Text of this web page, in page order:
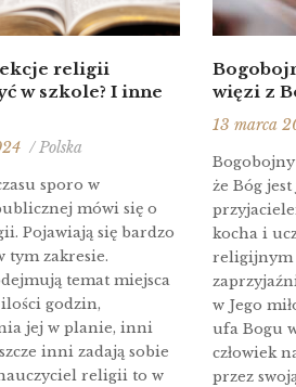
religii
w szkole? I inne
/ Polska
sporo w
mówi się o
Pojawiają się bardzo
tym zakresie.
temat miejsca
godzin,
jej w planie, inni
inni zadają sobie
religii to w
więzi z
13 marca
Bogobojny
że Bóg
kocha i
religijnym
w Jego
ufa Bogu
człowiek
przez